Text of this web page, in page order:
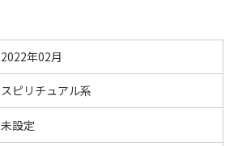
2022年02月
スピリチュアル系
未設定